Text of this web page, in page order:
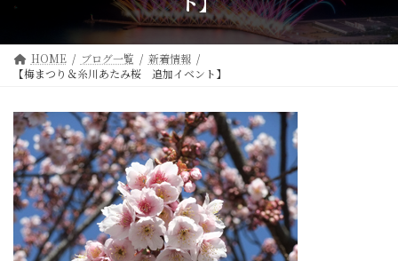
プ
動
HOME ブログ一覧
新着情報
【梅まつり＆糸川あたみ桜 追加イベント】